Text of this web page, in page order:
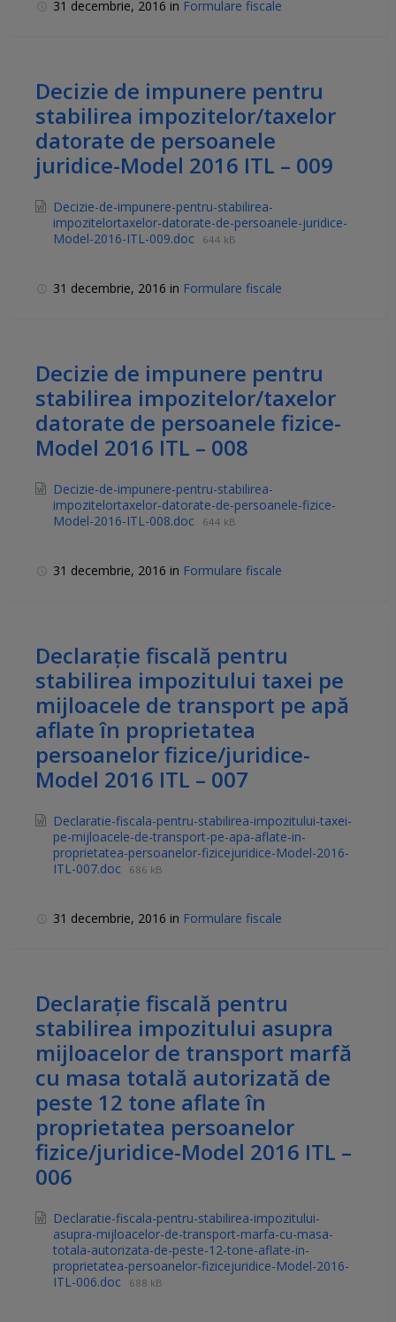
31 decembrie, 2016 in Formulare fiscale
Decizie de impunere pentru
stabilirea impozitelor/taxelor
datorate de persoanele
juridice-Model 2016 ITL – 009
Decizie-de-impunere-pentru-stabilirea-
impozitelortaxelor-datorate-de-persoanele-juridice-
Model-2016-ITL-009.doc
644 kB
31 decembrie, 2016 in Formulare fiscale
Decizie de impunere pentru
stabilirea impozitelor/taxelor
datorate de persoanele fizice-
Model 2016 ITL – 008
Decizie-de-impunere-pentru-stabilirea-
impozitelortaxelor-datorate-de-persoanele-fizice-
Model-2016-ITL-008.doc
644 kB
31 decembrie, 2016 in Formulare fiscale
Declaraţie fiscală pentru
stabilirea impozitului taxei pe
mijloacele de transport pe apă
aflate în proprietatea
persoanelor fizice/juridice-
Model 2016 ITL – 007
Declaratie-fiscala-pentru-stabilirea-impozitului-taxei-
pe-mijloacele-de-transport-pe-apa-aflate-in-
proprietatea-persoanelor-fizicejuridice-Model-2016-
ITL-007.doc
686 kB
31 decembrie, 2016 in Formulare fiscale
Declaraţie fiscală pentru
stabilirea impozitului asupra
mijloacelor de transport marfă
cu masa totală autorizată de
peste 12 tone aflate în
proprietatea persoanelor
fizice/juridice-Model 2016 ITL –
006
Declaratie-fiscala-pentru-stabilirea-impozitului-
asupra-mijloacelor-de-transport-marfa-cu-masa-
totala-autorizata-de-peste-12-tone-aflate-in-
proprietatea-persoanelor-fizicejuridice-Model-2016-
ITL-006.doc
688 kB